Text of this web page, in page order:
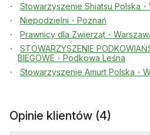
Stowarzyszenie Shiatsu Polska
Niepodzielni・Poznań
Prawnicy dla Zwierząt・
STOWARZYSZENIE
BIEGOWE・Podkowa Leśna
Stowarzyszenie Amurt Polska・
Opinie klientów (4)